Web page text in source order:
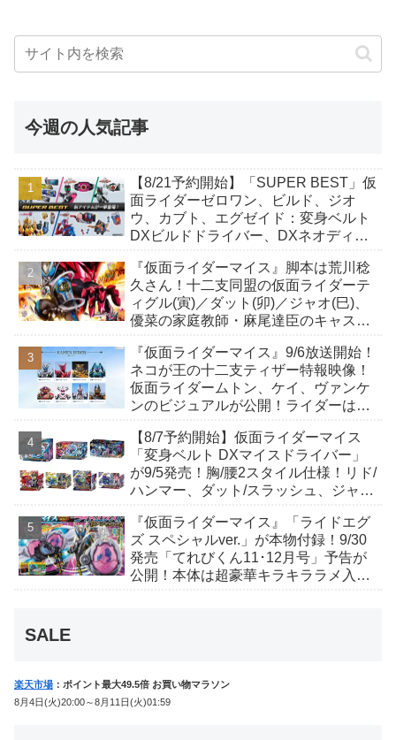
今週の人気記事
【8/21予約開始】「SUPER BEST」仮
面ライダーゼロワン、ビルド、ジオ
ウ、カブト、エグゼイド：変身ベルト
DXビルドドライバー、DXネオディケ
か12点！
『仮面ライダーマイス』脚本は荒川稔
久さん！十二支同盟の仮面ライダーテ
ィグル(寅)／ダット(卯)／ジャオ(巳)、
優菜の家庭教師・麻尾達臣のキャスト
んも変身！
『仮面ライダーマイス』9/6放送開始！
ネコが王の十二支ティザー特報映像！
仮面ライダームトン、ケイ、ヴァンケ
ンのビジュアルが公開！ライダーは子
【8/7予約開始】仮面ライダーマイス
「変身ベルト DXマイスドライバー」
が9/5発売！胸/腰2スタイル仕様！リド/
ハンマー、ダット/スラッシュ、ジャ
クルも！
『仮面ライダーマイス』「ライドエグ
ズ スペシャルver.」が本物付録！9/30
発売「てれびくん11･12月号」予告が
公開！本体は超豪華キラキララメ入
SALE
楽天市場 ：ポイント最大49.5倍 お買い物マラソン
8月4日(火)20:00～8月11日(火)01:59